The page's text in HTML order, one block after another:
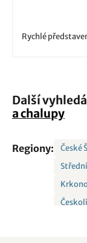
Rychlé
Další
a chalupy
Regiony: České